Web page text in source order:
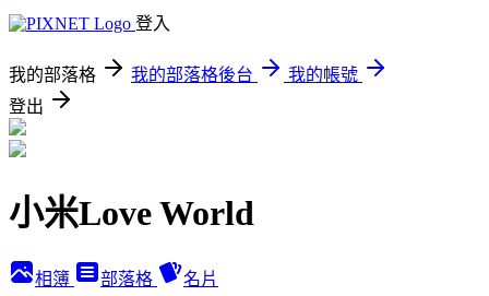
登入
我的部落格 我的部落格後台
我的帳號
登出
小米Love World
相簿 部落格 名片